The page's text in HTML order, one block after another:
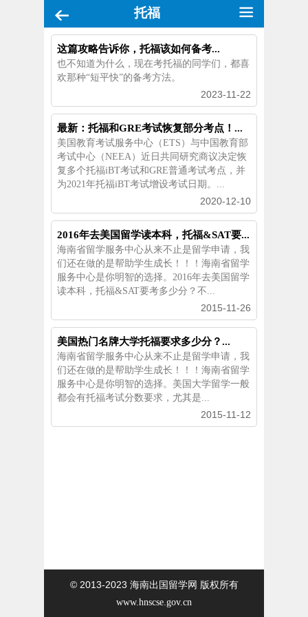
托福
这篇攻略告诉你，托福该如何备考...
也不知道为什么，现在考托福的同学们，都喜
欢那种“短平快”的备考方法。
2023-11-22
最新：托福和GRE考试恢复部分考点！...
美国教育考试服务中心（ETS）与中国教育部
考试中心（NEEA）近日共同研究商议决定恢
复多个托福iBT考试和GRE普通考试考点，并
为2021年托福iBT考试增设考试日期。...
2020-12-10
2016年去美国留学读本科，托福&SAT要...
海南省留学服务中心从来不止是留学申请，我
们还在做的是帮助学生成长！！！海南省留学
服务中心是你明智的选择。2016年去美国留学
读本科，托福&SAT要考多少分？不...
2015-11-26
美国热门名牌大学托福要求多少分？...
海南省留学服务中心从来不止是留学申请，我
们还在做的是帮助学生成长！！！海南省留学
服务中心是你明智的选择。美国大学留学一般
都会有托福考试分数要求，尤其是...
2015-11-12
© 2013-2023 海南出国留学网 版权所有
www.hnscse.gov.cn